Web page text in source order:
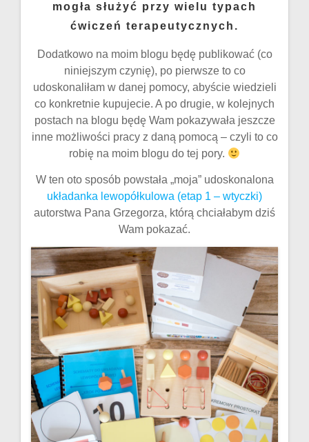
mogła służyć przy wielu typach
ćwiczeń terapeutycznych.
Dodatkowo na moim blogu będę publikować (co
niniejszym czynię), po pierwsze to co
udoskonaliłam w danej pomocy, abyście wiedzieli
co konkretnie kupujecie. A po drugie, w kolejnych
postach na blogu będę Wam pokazywała jeszcze
inne możliwości pracy z daną pomocą – czyli to co
robię na moim blogu do tej pory.
W ten oto sposób powstała „moja” udoskonalona
układanka lewopółkulowa (etap 1 – wtyczki)
autorstwa Pana Grzegorza, którą chciałabym dziś
Wam pokazać.